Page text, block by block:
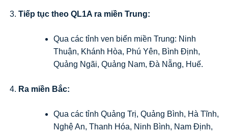
Tiếp tục theo QL1A ra miền Trung:
Qua các tỉnh ven biển miền Trung: Ninh
Thuận, Khánh Hòa, Phú Yên, Bình Định,
Quảng Ngãi, Quảng Nam, Đà Nẵng, Huế.
Ra miền Bắc:
Qua các tỉnh Quảng Trị, Quảng Bình, Hà Tĩnh,
Nghệ An, Thanh Hóa, Ninh Bình, Nam Định,